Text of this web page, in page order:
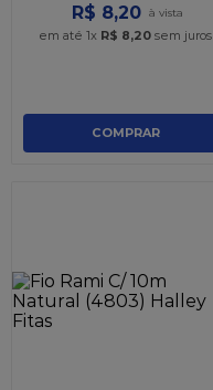
R$ 8,20
em até 1x R$ 8,20 sem juros
COMPRAR